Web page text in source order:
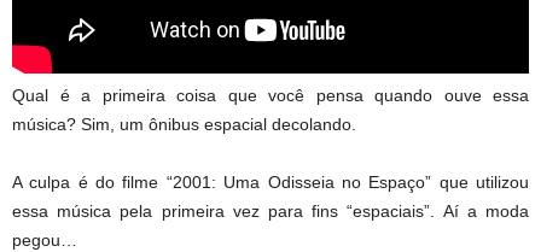
Qual é a primeira coisa que você pensa quando ouve essa
música? Sim, um ônibus espacial decolando.
A culpa é do filme “2001: Uma Odisseia no Espaço” que utilizou
essa música pela primeira vez para fins “espaciais”. Aí a moda
pegou…